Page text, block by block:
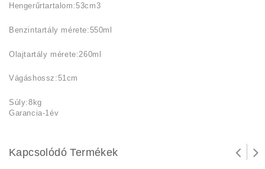
Hengerűrtartalom:53cm3
Benzintartály mérete:550ml
Olajtartály mérete:260ml
Vágáshossz:51cm
Súly:8kg
Garancia-1év
Kapcsolódó Termékek